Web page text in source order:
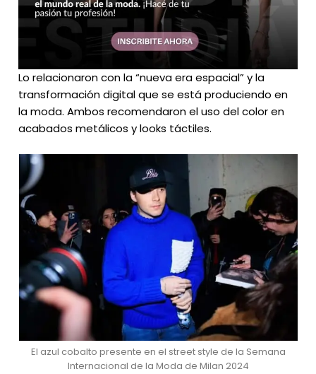
Lo relacionaron con la “nueva era espacial” y la
transformación digital que se está produciendo en
la moda. Ambos recomendaron el uso del color en
acabados metálicos y looks táctiles.
El azul cobalto presente en el street style de la Semana
Internacional de la Moda de Milan 2024